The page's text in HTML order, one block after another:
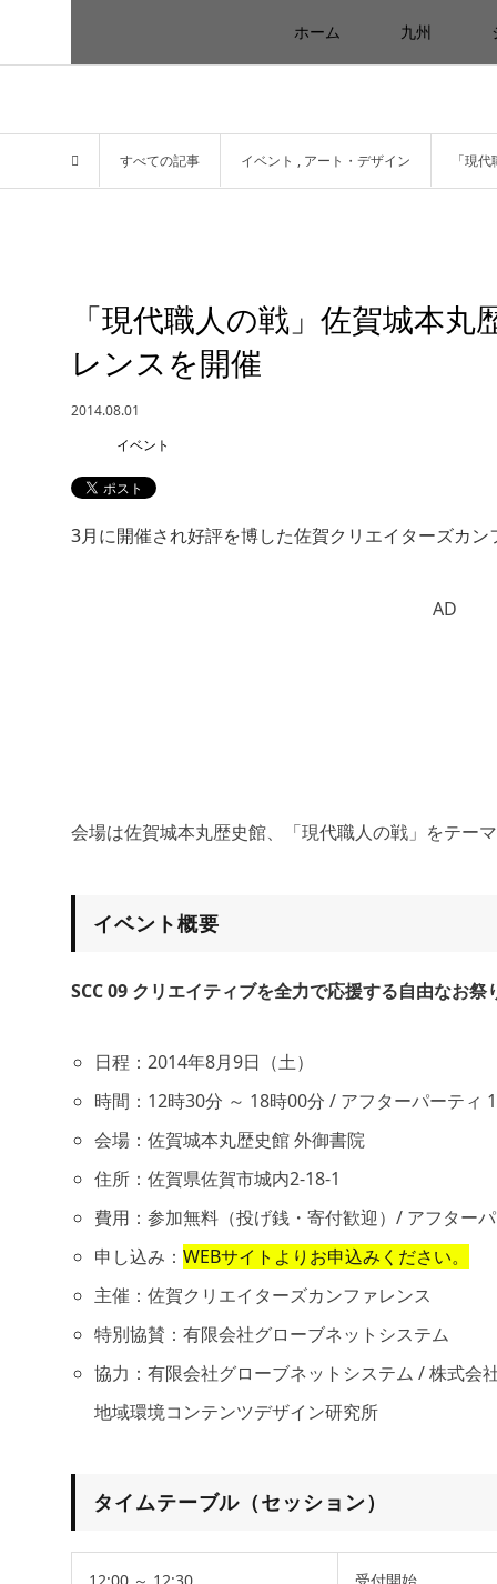
ホーム 九州
すべての記事 イベント , アート・デザイン 「現
「現代職人の戦」佐賀城本
レンスを開催
2014.08.01
イベント
3月に開催され好評を博した佐賀クリエイターズカ
AD
会場は佐賀城本丸歴史館、「現代職人の戦」をテー
イベント概要
SCC 09 クリエイティブを全力で応援する自由なお祭
日程：2014年8月9日（土）
時間：12時30分 ～ 18時00分 / アフターパーティ
会場：佐賀城本丸歴史館 外御書院
住所：佐賀県佐賀市城内2-18-1
費用：参加無料（投げ銭・寄付歓迎）/ アフター
申し込み： WEBサイトよりお申込みください。
主催：佐賀クリエイターズカンファレンス
特別協賛：有限会社グローブネットシステム
協力：有限会社グローブネットシステム / 株式会
地域環境コンテンツデザイン研究所
タイムテーブル（セッション）